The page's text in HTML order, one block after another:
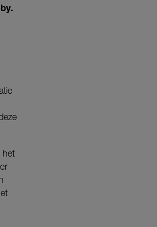
het